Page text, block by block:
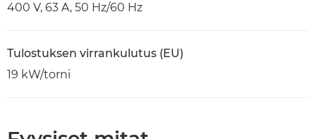
400 V, 63 A, 50 Hz/60 Hz
Tulostuksen virrankulutus (EU)
19 kW/torni